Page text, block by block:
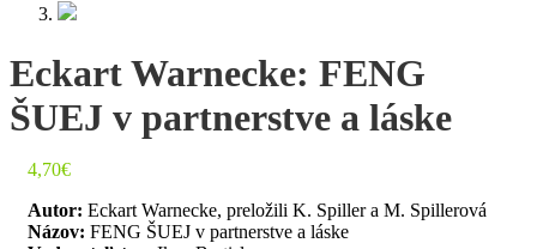
Eckart Warnecke: FENG
ŠUEJ v partnerstve a láske
4,70€
Autor: Eckart Warnecke, preložili K. Spiller a M. Spillerová
Názov: FENG ŠUEJ v partnerstve a láske